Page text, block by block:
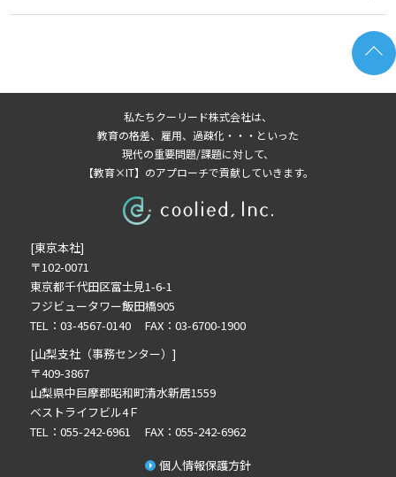
2026年2月の記事一覧(3)
2026年1月の記事一覧(3)
2025年11月の記事一覧(2)
2025年10月の記事一覧(1)
2025年9月の記事一覧(1)
2025年8月の記事一覧(2)
2025年7月の記事一覧(3)
2025年6月の記事一覧(3)
2025年4月の記事一覧(1)
2025年3月の記事一覧(1)
2025年2月の記事一覧(1)
2024年12月の記事一覧(1)
2024年10月の記事一覧(2)
私たちクーリード株式会社は、
教育の格差、雇用、過疎化・・・といった
現代の重要問題/課題に対して、
【教育×IT】のアプローチで貢献していきます。
[東京本社]
〒102-0071
東京都千代田区富士見1-6-1
フジビュータワー飯田橋905
TEL：03-4567-0140 FAX：03-6700-1900
[山梨支社（事務センター）]
〒409-3867
山梨県中巨摩郡昭和町清水新居1559
ベストライフビル4Ｆ
TEL：055-242-6961 FAX：055-242-6962
個人情報保護方針